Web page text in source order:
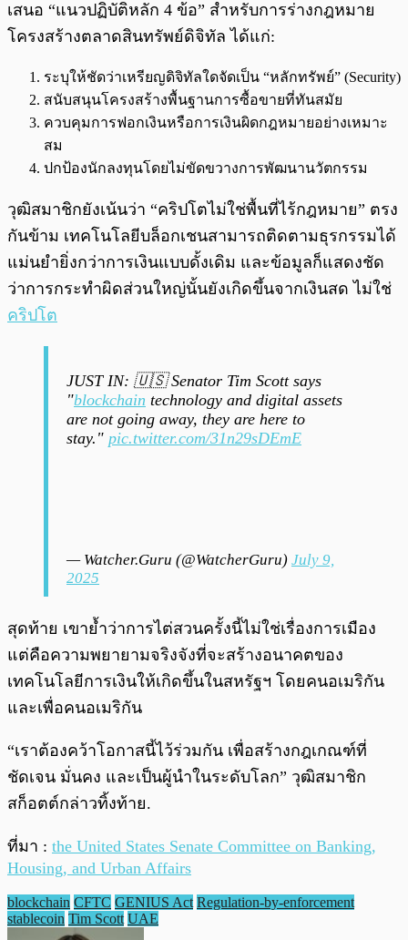
เสนอ “แนวปฏิบัติหลัก 4 ข้อ” สำหรับการร่างกฎหมาย
โครงสร้างตลาดสินทรัพย์ดิจิทัล ได้แก่:
ระบุให้ชัดว่าเหรียญดิจิทัลใดจัดเป็น “หลักทรัพย์” (Security)
สนับสนุนโครงสร้างพื้นฐานการซื้อขายที่ทันสมัย
ควบคุมการฟอกเงินหรือการเงินผิดกฎหมายอย่างเหมาะ
สม
ปกป้องนักลงทุนโดยไม่ขัดขวางการพัฒนานวัตกรรม
วุฒิสมาชิกยังเน้นว่า “คริปโตไม่ใช่พื้นที่ไร้กฎหมาย” ตรง
กันข้าม เทคโนโลยีบล็อกเชนสามารถติดตามธุรกรรมได้
แม่นยำยิ่งกว่าการเงินแบบดั้งเดิม และข้อมูลก็แสดงชัด
ว่าการกระทำผิดส่วนใหญ่นั้นยังเกิดขึ้นจากเงินสด ไม่ใช่
คริปโต
JUST IN: 🇺🇸 Senator Tim Scott says
"blockchain technology and digital assets
are not going away, they are here to
stay." pic.twitter.com/31n29sDEmE
— Watcher.Guru (@WatcherGuru) July 9,
2025
สุดท้าย เขาย้ำว่าการไต่สวนครั้งนี้ไม่ใช่เรื่องการเมือง
แต่คือความพยายามจริงจังที่จะสร้างอนาคตของ
เทคโนโลยีการเงินให้เกิดขึ้นในสหรัฐฯ โดยคนอเมริกัน
และเพื่อคนอเมริกัน
“เราต้องคว้าโอกาสนี้ไว้ร่วมกัน เพื่อสร้างกฎเกณฑ์ที่
ชัดเจน มั่นคง และเป็นผู้นำในระดับโลก” วุฒิสมาชิก
สก็อตต์กล่าวทิ้งท้าย.
ที่มา : the United States Senate Committee on Banking,
Housing, and Urban Affairs
blockchain CFTC GENIUS Act Regulation-by-enforcement
stablecoin Tim Scott UAE